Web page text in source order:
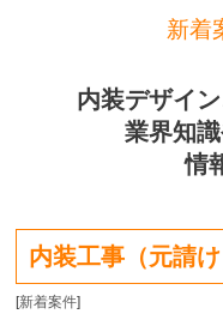
新着
内装デザイ
業界知
情
内装工事（元請
[新着案件]